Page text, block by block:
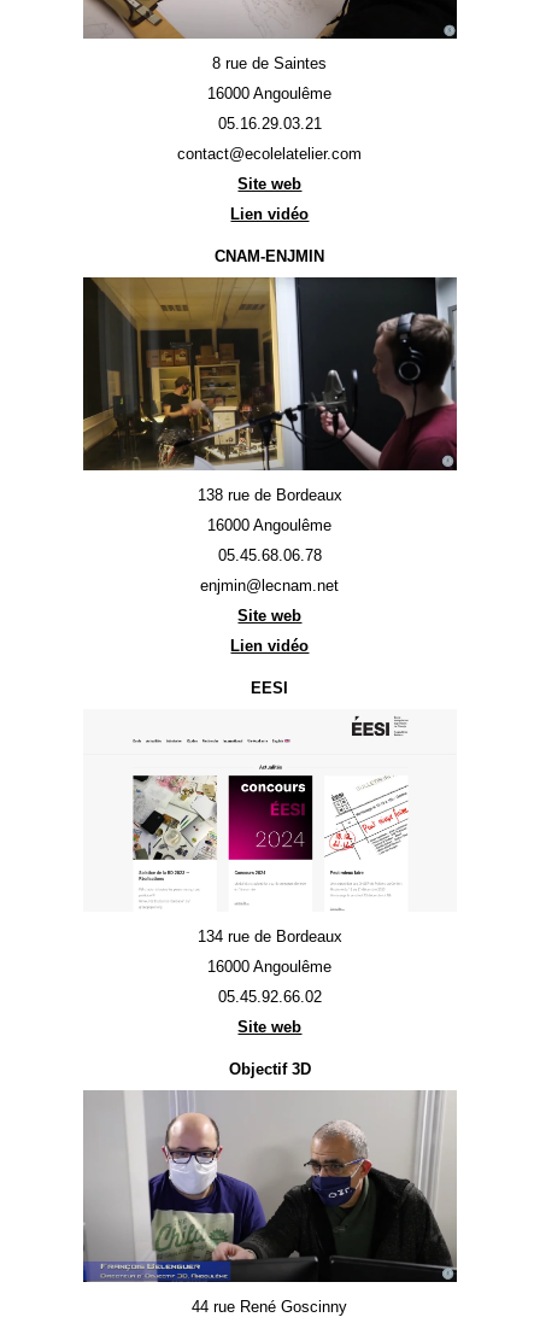
8 rue de Saintes
16000 Angoulême
05.16.29.03.21
contact@ecolelatelier.com
Site web
Lien vidéo
CNAM-ENJMIN
138 rue de Bordeaux
16000 Angoulême
05.45.68.06.78
enjmin@lecnam.net
Site web
Lien vidéo
EESI
134 rue de Bordeaux
16000 Angoulême
05.45.92.66.02
Site web
Objectif 3D
44 rue René Goscinny